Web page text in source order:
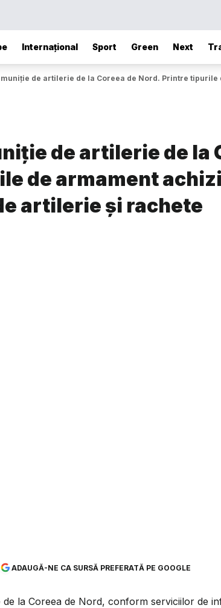
Internațional Sport Green Next
muniţie de artilerie de la Coreea de Nord. Printre
de artilerie de la
de armament
artilerie şi rachete
ADAUGĂ-NE CA SURSĂ PREFERATĂ PE GOOGLE
de la Coreea de Nord, conform serviciilor de